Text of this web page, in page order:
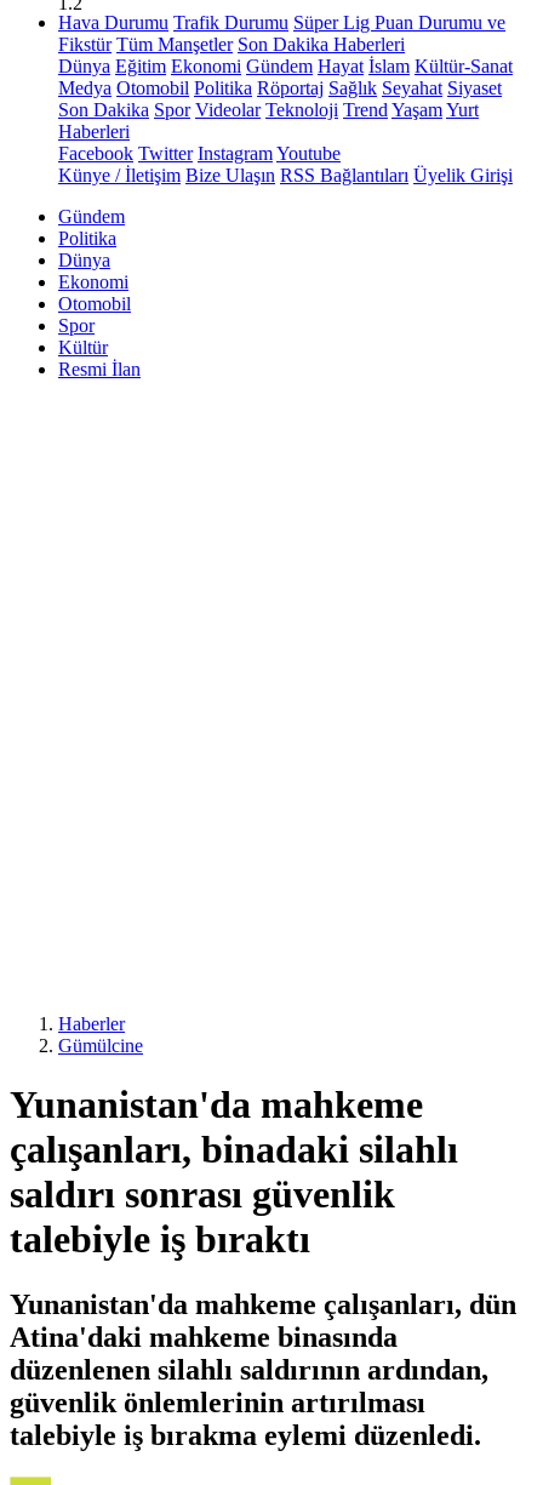
Hava Durumu Trafik Durumu Süper Lig Puan Durumu ve
Fikstür Tüm Manşetler Son Dakika Haberleri
Dünya Eğitim Ekonomi Gündem Hayat İslam Kültür-Sanat
Medya Otomobil Politika Röportaj Sağlık Seyahat Siyaset
Son Dakika Spor Videolar Teknoloji Trend YaşamYurt
Haberleri
Facebook Twitter InstagramYoutube
Künye / İletişim Bize Ulaşın RSS Bağlantıları Üyelik Girişi
Gündem
Politika
Dünya
Ekonomi
Otomobil
Spor
Kültür
Resmi İlan
Haberler
Gümülcine
Yunanistan'da mahkeme
çalışanları, binadaki silahlı
saldırı sonrası güvenlik
talebiyle iş bıraktı
Yunanistan'da mahkeme çalışanları, dün
Atina'daki mahkeme binasında
düzenlenen silahlı saldırının ardından,
güvenlik önlemlerinin artırılması
talebiyle iş bırakma eylemi düzenledi.